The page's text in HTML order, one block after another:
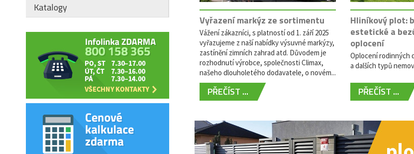
Katalogy
Vyřazení markýz ze sortimentu
Vážení zákazníci, s platností od 1. září 2025
vyřazujeme z naší nabídky výsuvné markýzy,
zastínění zimních zahrad atd. Důvodem je
rozhodnutí výrobce, společnosti Climax,
našeho dlouholetého dodavatele, o novém...
PŘEČÍST ...
Hliníkový plot:
estetické a
oplocení
Oplocení rodinných
a dalších typů
PŘEČÍST ...